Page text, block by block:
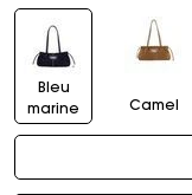
Bleu
marine
Camel